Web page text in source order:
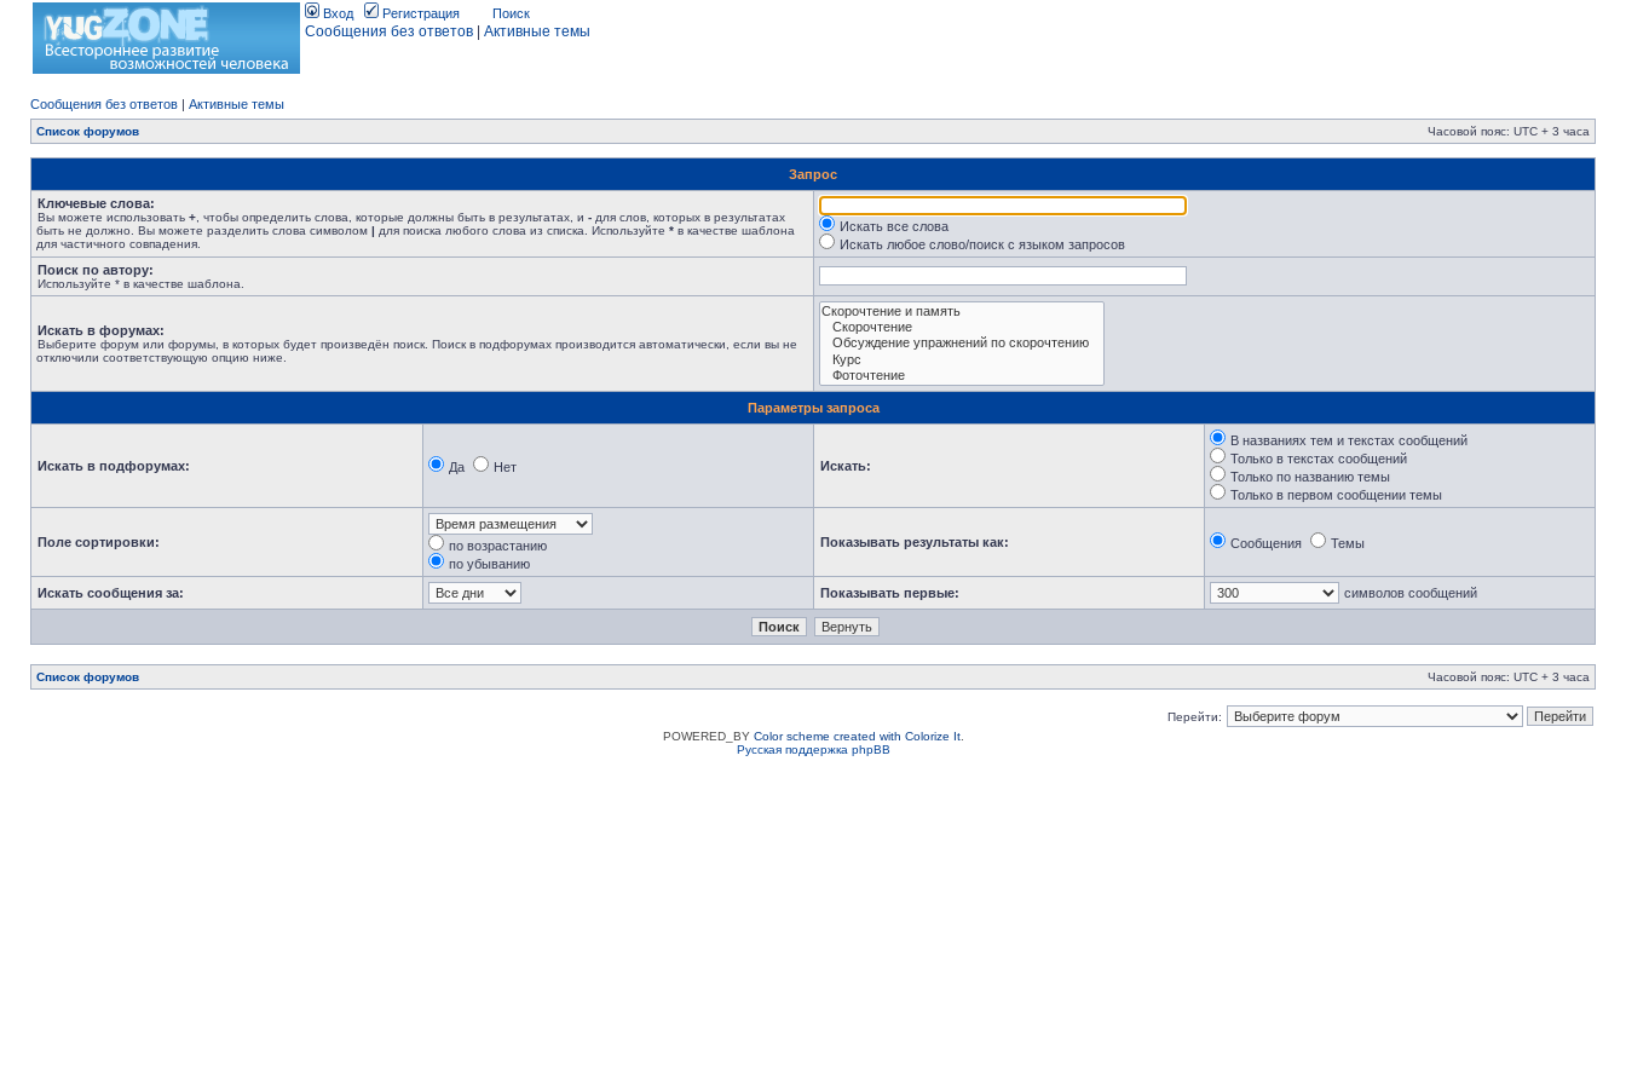
Вход Регистрация Поиск
Сообщения без ответов Активные темы
Сообщения без ответов | Активные темы
Список форумов Часовой пояс: UTC + 3 часа
Запрос
Ключевые слова:
Вы можете использовать + , чтобы определить слова, которые должны быть в результатах, и - для слов, которых в результатах
быть не должно. Вы можете разделить слова символом | для поиска любого слова из списка. Используйте * в качестве шаблона
для частичного совпадения.
Искать все слова
Искать любое слово/поиск с языком запросов
Поиск по автору:
Используйте * в качестве шаблона.
Искать в форумах:
Выберите форум или форумы, в которых будет произведён поиск. Поиск в подфорумах производится автоматически, если вы не
отключили соответствующую опцию ниже.
Параметры запроса
Искать в подфорумах: Да Нет Искать:
В названиях тем и текстах сообщений
Только в текстах сообщений
Только по названию темы
Только в первом сообщении темы
Поле сортировки:
по возрастанию
по убыванию
Показывать результаты как: Сообщения Темы
Искать сообщения за: Показывать первые: символов сообщений
Список форумов Часовой пояс: UTC + 3 часа
Перейти:
POWERED_BY Color scheme created with Colorize It.
Русская поддержка phpBB